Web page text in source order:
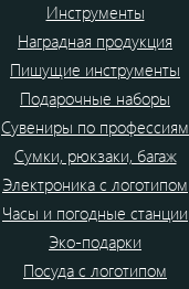
Инструменты
Наградная продукция
Пишущие инструменты
Подарочные наборы
Сувениры по профессиям
Сумки, рюкзаки, багаж
Электроника с логотипом
Часы и погодные станции
Эко-подарки
Посуда с логотипом